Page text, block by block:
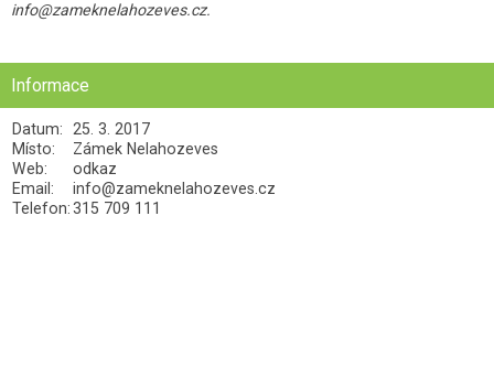
info@zameknelahozeves.cz.
Informace
Datum:
25. 3. 2017
Místo:
Zámek Nelahozeves
Web:
odkaz
Email:
info@zameknelahozeves.cz
Telefon:315 709 111